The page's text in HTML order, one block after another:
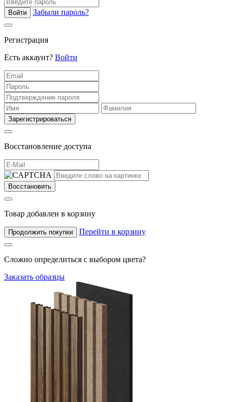
Войти Забыли пароль?
Регистрация
Есть аккаунт? Войти
Зарегистрироваться
Восстановление доступа
Восстановить
Товар добавлен в корзину
Продолжить покупки Перейти в корзину
Сложно определиться с выбором цвета?
Заказать образцы